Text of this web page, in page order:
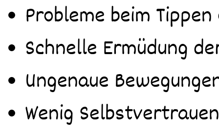
Probleme beim
Schnelle Ermüdung
Ungenaue
Wenig